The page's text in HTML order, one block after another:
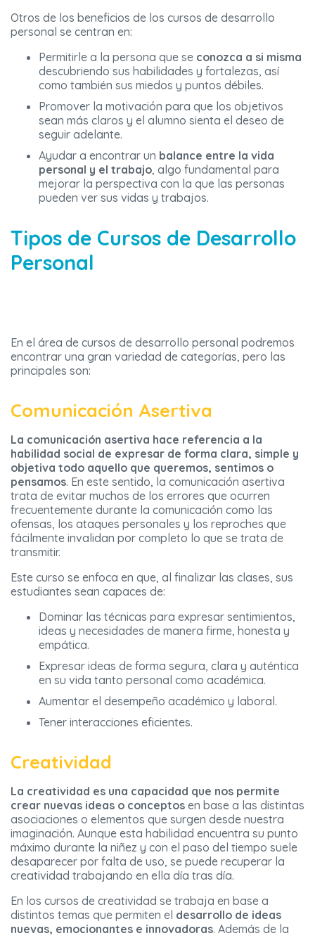
Otros de los beneficios de los cursos de desarrollo
personal se centran en:
Permitirle a la persona que se conozca a si misma
descubriendo sus habilidades y fortalezas, así
como también sus miedos y puntos débiles.
Promover la motivación para que los objetivos
sean más claros y el alumno sienta el deseo de
seguir adelante.
Ayudar a encontrar un balance entre la vida
personal y el trabajo, algo fundamental para
mejorar la perspectiva con la que las personas
pueden ver sus vidas y trabajos.
Tipos de Cursos de Desarrollo
Personal
En el área de cursos de desarrollo personal podremos
encontrar una gran variedad de categorías, pero las
principales son:
Comunicación Asertiva
La comunicación asertiva hace referencia a la
habilidad social de expresar de forma clara, simple y
objetiva todo aquello que queremos, sentimos o
pensamos. En este sentido, la comunicación asertiva
trata de evitar muchos de los errores que ocurren
frecuentemente durante la comunicación como las
ofensas, los ataques personales y los reproches que
fácilmente invalidan por completo lo que se trata de
transmitir.
Este curso se enfoca en que, al finalizar las clases, sus
estudiantes sean capaces de:
Dominar las técnicas para expresar sentimientos,
ideas y necesidades de manera firme, honesta y
empática.
Expresar ideas de forma segura, clara y auténtica
en su vida tanto personal como académica.
Aumentar el desempeño académico y laboral.
Tener interacciones eficientes.
Creatividad
La creatividad es una capacidad que nos permite
crear nuevas ideas o conceptos en base a las distintas
asociaciones o elementos que surgen desde nuestra
imaginación. Aunque esta habilidad encuentra su punto
máximo durante la niñez y con el paso del tiempo suele
desaparecer por falta de uso, se puede recuperar la
creatividad trabajando en ella día tras día.
En los cursos de creatividad se trabaja en base a
distintos temas que permiten el desarrollo de ideas
nuevas, emocionantes e innovadoras. Además de la